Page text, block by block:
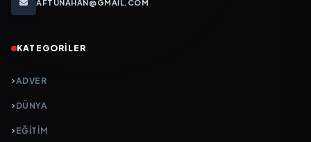
AFTUNAHAN@GMAIL.COM
KATEGORILER
ADVER
DÜNYA
EĞİTİM